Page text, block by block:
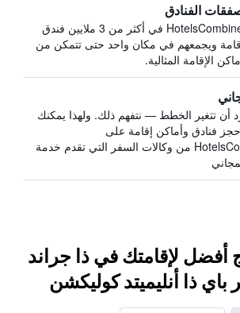
الفنادق
يبحث HotelsCombined في أكثر من 3 ملايين فندق
ويجمعهم في مكان واحد حتى تتمكن من
الإقامة المثالية.
أن تتغير الخطط — نتفهم ذلك. ولهذا يمكنك
فنادق وأماكن إقامة على
HotelsCombined من وكالات السفر التي تقدم خدمة
أفضل لإقامتك في ذا جراند
ذا أنليميتد كوليكشن